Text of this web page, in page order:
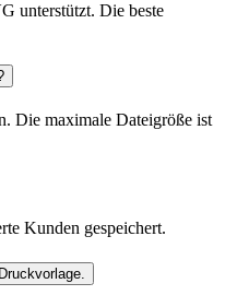
unterstützt. Die beste
Die maximale Dateigröße ist
Kunden gespeichert.